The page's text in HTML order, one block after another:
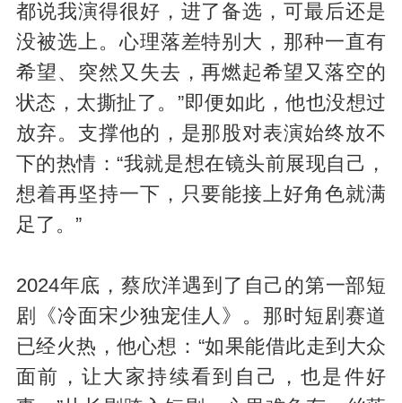
都说我演得很好，进了备选，可最后还是
没被选上。心理落差特别大，那种一直有
希望、突然又失去，再燃起希望又落空的
状态，太撕扯了。”即便如此，他也没想过
放弃。支撑他的，是那股对表演始终放不
下的热情：“我就是想在镜头前展现自己，
想着再坚持一下，只要能接上好角色就满
足了。”
2024年底，蔡欣洋遇到了自己的第一部短
剧《冷面宋少独宠佳人》。那时短剧赛道
已经火热，他心想：“如果能借此走到大众
面前，让大家持续看到自己，也是件好